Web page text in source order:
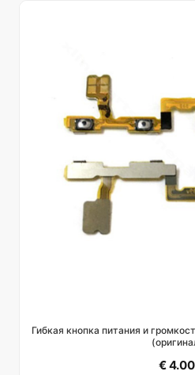
Гибкая кнопка питания и
€ 4.00